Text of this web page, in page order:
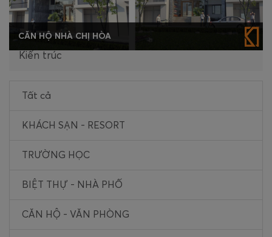
Kiến trúc
Tất cả
KHÁCH SẠN - RESORT
TRƯỜNG HỌC
BIỆT THỰ - NHÀ PHỐ
CĂN HỘ - VĂN PHÒNG
CĂN HỘ NHÀ CHỊ HÒA